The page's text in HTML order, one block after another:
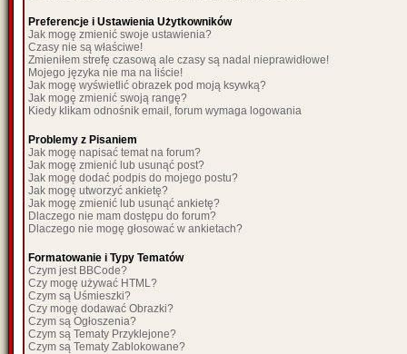
Preferencje i Ustawienia Użytkowników
Jak mogę zmienić swoje ustawienia?
Czasy nie są właściwe!
Zmieniłem strefę czasową ale czasy są nadal nieprawidłowe!
Mojego języka nie ma na liście!
Jak mogę wyświetlić obrazek pod moją ksywką?
Jak mogę zmienić swoją rangę?
Kiedy klikam odnośnik email, forum wymaga logowania
Problemy z Pisaniem
Jak mogę napisać temat na forum?
Jak mogę zmienić lub usunąć post?
Jak mogę dodać podpis do mojego postu?
Jak mogę utworzyć ankietę?
Jak mogę zmienić lub usunąć ankietę?
Dlaczego nie mam dostępu do forum?
Dlaczego nie mogę głosować w ankietach?
Formatowanie i Typy Tematów
Czym jest BBCode?
Czy mogę używać HTML?
Czym są Uśmieszki?
Czy mogę dodawać Obrazki?
Czym są Ogłoszenia?
Czym są Tematy Przyklejone?
Czym są Tematy Zablokowane?